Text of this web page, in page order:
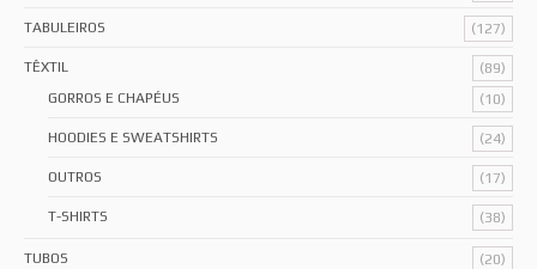
TABULEIROS (127)
TÊXTIL
(89)
GORROS E CHAPÉUS
(10)
HOODIES E SWEATSHIRTS (24)
OUTROS (17)
T-SHIRTS (38)
TUBOS
(20)